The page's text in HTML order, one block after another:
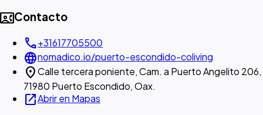
contact_phoneContacto
call+31617705500
languagenomadico.io/puerto-escondido-coliving
location_onCalle tercera poniente, Cam. a Puerto Angelito 206,
71980 Puerto Escondido, Oax.
open_in_newAbrir en Mapas